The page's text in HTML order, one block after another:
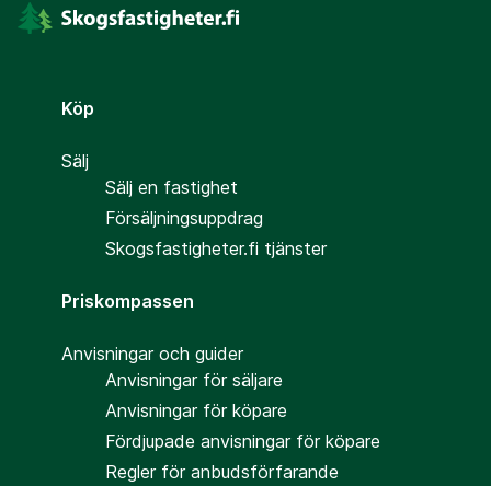
Köp
Sälj
Sälj en fastighet
Försäljningsuppdrag
Skogsfastigheter.fi tjänster
Priskompassen
Anvisningar och guider
Anvisningar för säljare
Anvisningar för köpare
Fördjupade anvisningar för köpare
Regler för anbudsförfarande